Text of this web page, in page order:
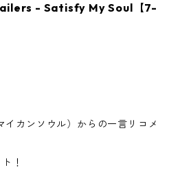
‎- Satisfy My Soul【7-
イカンソウル）からの一言リコメ
！